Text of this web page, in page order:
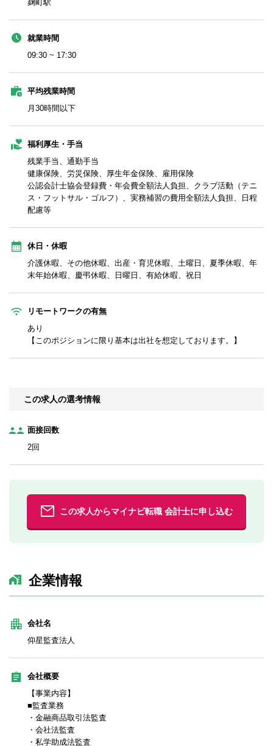
麹町駅
就業時間
09:30 ~ 17:30
平均残業時間
月30時間以下
福利厚生・手当
残業手当、通勤手当
健康保険、労災保険、厚生年金保険、雇用保険
公認会計士協会登録費・年会費全額法人負担、クラブ活動（テニ
ス・フットサル・ゴルフ）、実務補習の費用全額法人負担、日程
配慮等
休日・休暇
介護休暇、その他休暇、出産・育児休暇、土曜日、夏季休暇、年
末年始休暇、慶弔休暇、日曜日、有給休暇、祝日
リモートワークの有無
あり
【このポジションに限り基本は出社を想定しております。】
この求人の選考情報
面接回数
2回
この求人からマイナビ転職 会計士に申し込む
企業情報
会社名
仰星監査法人
会社概要
【事業内容】
■監査業務
・金融商品取引法監査
・会社法監査
・私学助成法監査